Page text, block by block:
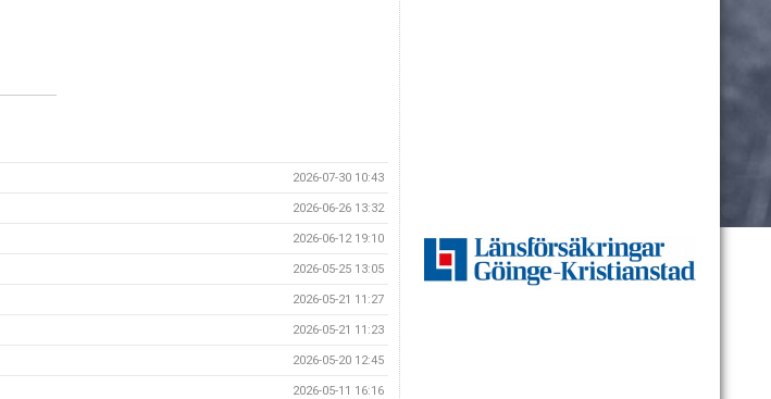
2026-07-30 10:43
2026-06-26 13:32
2026-06-12 19:10
2026-05-25 13:05
2026-05-21 11:27
2026-05-21 11:23
2026-05-20 12:45
2026-05-11 16:16